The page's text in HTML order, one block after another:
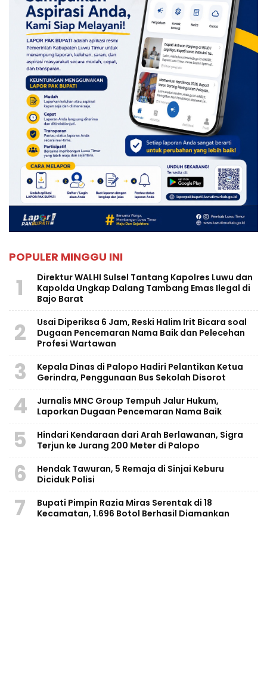
POPULER MINGGU INI
1
Direktur WALHI Sulsel Tantang Kapolres Luwu dan
Kapolda Ungkap Dalang Tambang Emas Ilegal di
Bajo Barat
2
Usai Diperiksa 6 Jam, Reski Halim Irit Bicara soal
Dugaan Pencemaran Nama Baik dan Pelecehan
Profesi Wartawan
3
Kepala Dinas di Palopo Hadiri Pelantikan Ketua
Gerindra, Penggunaan Bus Sekolah Disorot
4
Jurnalis MNC Group Tempuh Jalur Hukum,
Laporkan Dugaan Pencemaran Nama Baik
5
Hindari Kendaraan dari Arah Berlawanan, Sigra
Terjun ke Jurang 200 Meter di Palopo
6
Hendak Tawuran, 5 Remaja di Sinjai Keburu
Diciduk Polisi
7
Bupati Pimpin Razia Miras Serentak di 18
Kecamatan, 1.696 Botol Berhasil Diamankan